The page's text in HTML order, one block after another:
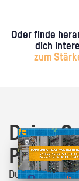
Oder finde
dich
zum
Deine
Du bist fast da!